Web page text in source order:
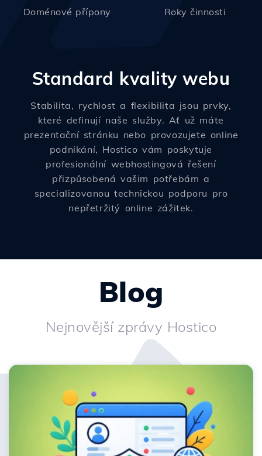
Doménové přípony Roky činnosti
Standard kvality webu
Stabilita, rychlost a flexibilita jsou prvky,
které definují naše služby. Ať už máte
prezentační stránku nebo provozujete online
podnikání, Hostico vám poskytuje
profesionální webhostingová řešení
přizpůsobená vašim potřebám a
specializovanou technickou podporu pro
nepřetržitý online zážitek.
Blog
Nejnovější zprávy Hostico